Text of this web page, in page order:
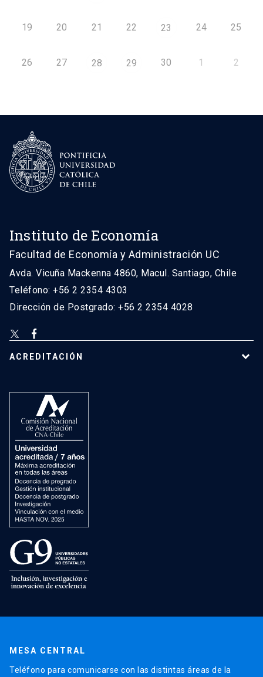
19 20 21 22 23 24 25
26 27 28 29 30 1 2
Instituto de Economía
Facultad de Economía y Administración UC
Avda. Vicuña Mackenna 4860, Macul. Santiago, Chile
Teléfono: +56 2 2354 4303
Dirección de Postgrado: +56 2 2354 4028
ACREDITACIÓN
MESA CENTRAL
Teléfono para comunicarse con las distintas áreas de la